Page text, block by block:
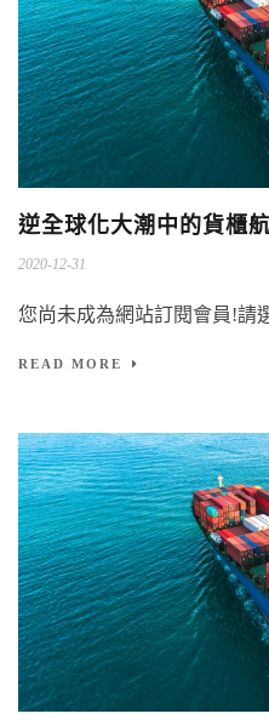
逆全球化大潮中的貨櫃
2020-12-31
您尚未成為網站訂閱會員!請
READ MORE